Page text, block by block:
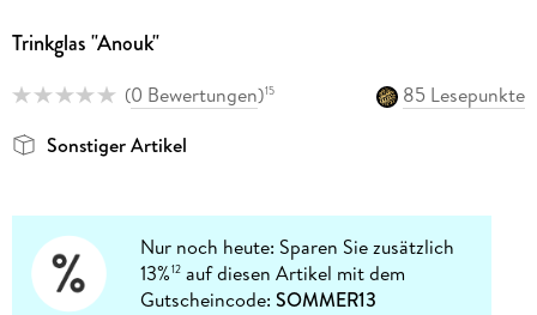
Trinkglas "Anouk"
(0 Bewertungen)15
85 Lesepunkte
Sonstiger Artikel
Nur noch heute: Sparen Sie zusätzlich
13%12 auf diesen Artikel mit dem
Gutscheincode:SOMMER13